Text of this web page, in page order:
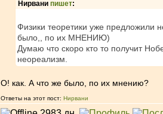
Нирвани пишет:
Физики теоретики уже предложили
было,, по их МНЕНИЮ)
Думаю что скоро кто то получит
неореализм.
О! как. А что же было, по их мнению?
Ответы на этот пост: Нирвани